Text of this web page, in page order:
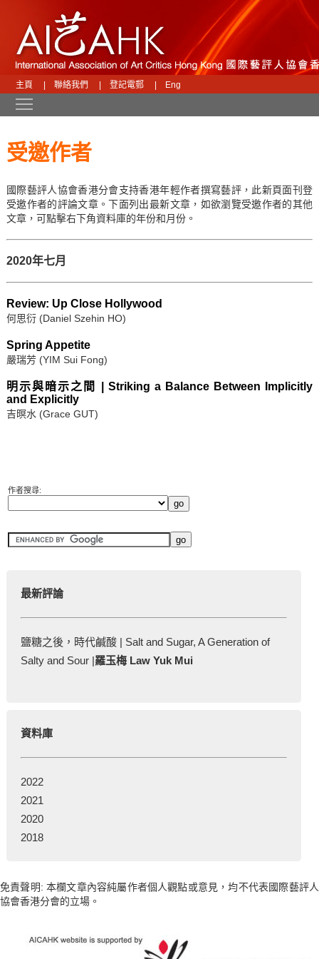
主頁 聯絡我們 登記電郵 Eng
受邀作者
國際藝評人協會香港分會支持香港年輕作者撰寫藝評，此新頁面刊登
受邀作者的評論文章。下面列出最新文章，如欲瀏覽受邀作者的其他
文章，可點擊右下角資料庫的年份和月份。
2020年七月
Review: Up Close Hollywood
何思衍 (Daniel Szehin HO)
Spring Appetite
嚴瑞芳 (YIM Sui Fong)
明示與暗示之間 | Striking a Balance Between Implicitly
and Explicitly
吉暝水 (Grace GUT)
作者搜尋:
最新評論
鹽糖之後，時代鹹酸 | Salt and Sugar, A Generation of
Salty and Sour |羅玉梅 Law Yuk Mui
資料庫
2022
2021
2020
2018
免責聲明: 本欄文章內容純屬作者個人觀點或意見，均不代表國際藝評人
協會香港分會的立場。